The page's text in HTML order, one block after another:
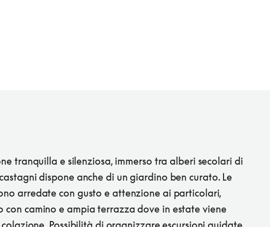
tranquilla e silenziosa, immerso tra alberi secolari di
dispone anche di un giardino ben curato. Le
arredate con gusto e attenzione ai particolari,
con camino e ampia terrazza dove in estate viene
Possibilità di organizzare escursioni guidate